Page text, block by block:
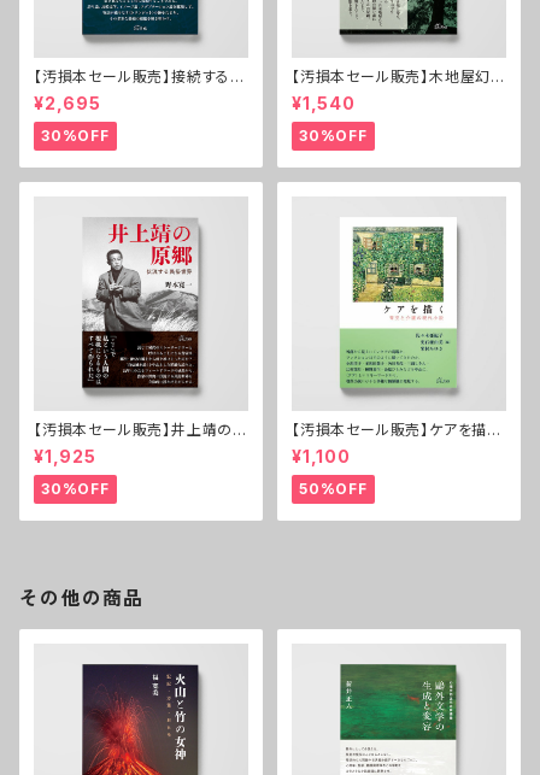
【汚損本セール販売】接続する文
芸学──村上春樹・小川洋子・
宮崎駿
¥2,695
30%OFF
【汚損本セール販売】木地屋幻想
──紀伊の森の漂泊民
¥1,540
30%OFF
【汚損本セール販売】井上靖の原
郷──伏流する民俗世界
¥1,925
30%OFF
【汚損本セール販売】ケアを描く
──育児と介護の現代小説
¥1,100
50%OFF
その他の商品